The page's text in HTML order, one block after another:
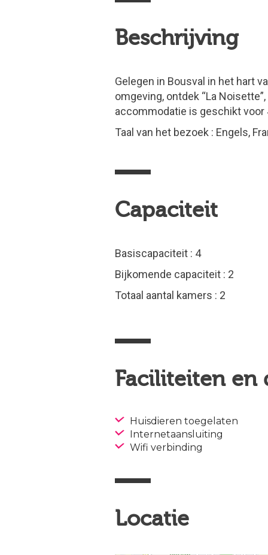
Beschrijving
Gelegen in Bousval in het hart
omgeving, ontdek “La
accommodatie is geschikt voor
Taal van het bezoek : Engels,
Capaciteit
Basiscapaciteit : 4
Bijkomende capaciteit : 2
Totaal aantal kamers : 2
Faciliteiten en
Huisdieren toegelaten
Internetaansluiting
Wifi verbinding
Locatie